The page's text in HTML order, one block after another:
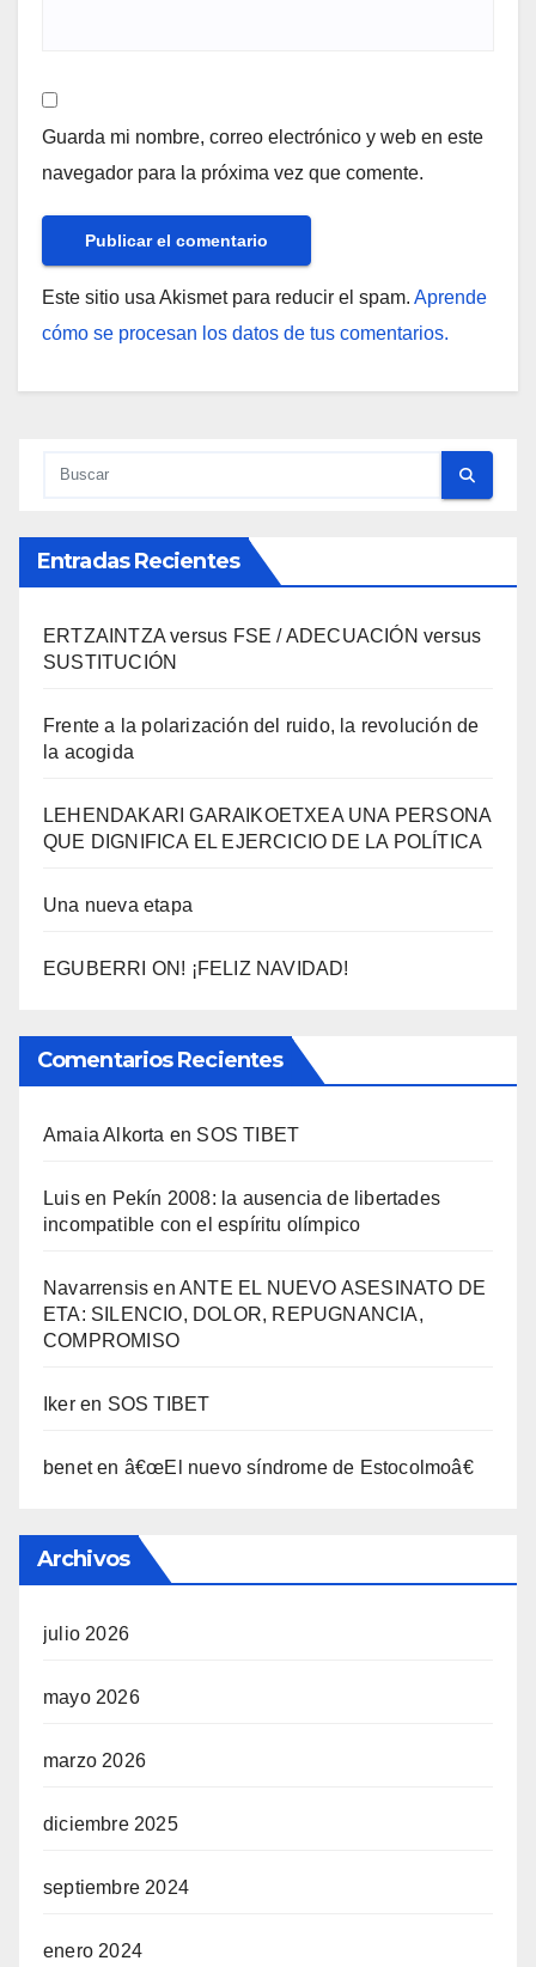
Guarda mi nombre, correo electrónico y web en este
navegador para la próxima vez que comente.
Este sitio usa Akismet para reducir el spam. Aprende
cómo se procesan los datos de tus comentarios.
Entradas Recientes
ERTZAINTZA versus FSE / ADECUACIÓN versus
SUSTITUCIÓN
Frente a la polarización del ruido, la revolución de
la acogida
LEHENDAKARI GARAIKOETXEA UNA PERSONA
QUE DIGNIFICA EL EJERCICIO DE LA POLÍTICA
Una nueva etapa
EGUBERRI ON! ¡FELIZ NAVIDAD!
Comentarios Recientes
Amaia Alkorta en SOS TIBET
Luisen Pekí­n 2008: la ausencia de libertades
incompatible con el espí­ritu olí­mpico
Navarrensis enANTE EL NUEVO ASESINATO DE
ETA: SILENCIO, DOLOR, REPUGNANCIA,
COMPROMISO
Ikeren SOS TIBET
beneten â€œEl nuevo sí­ndrome de Estocolmoâ€
Archivos
julio 2026
mayo 2026
marzo 2026
diciembre 2025
septiembre 2024
enero 2024